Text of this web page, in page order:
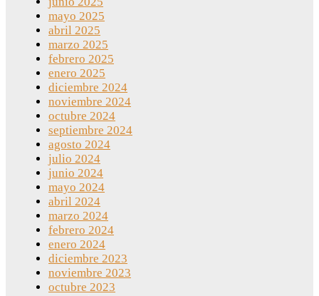
mayo 2025
abril 2025
marzo 2025
febrero 2025
enero 2025
diciembre 2024
noviembre 2024
octubre 2024
septiembre 2024
agosto 2024
julio 2024
junio 2024
mayo 2024
abril 2024
marzo 2024
febrero 2024
enero 2024
diciembre 2023
noviembre 2023
octubre 2023